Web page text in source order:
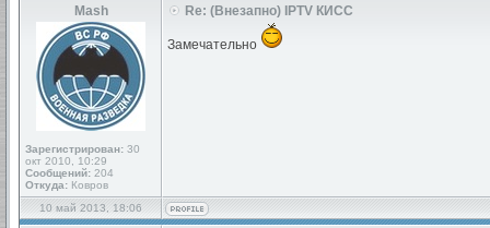
Mash
Зарегистрирован: 30
окт 2010, 10:29
Сообщений: 204
Откуда: Ковров
Re: (Внезапно) IPTV КИСС
Замечательно
10 май 2013, 18:06